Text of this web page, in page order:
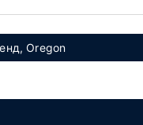
Oregon